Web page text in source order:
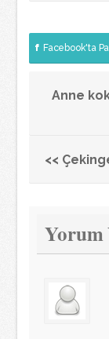
Facebook'ta
Anne
<<
Yorum